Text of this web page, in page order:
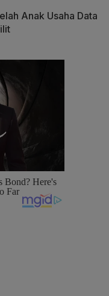
Anak Usaha Data